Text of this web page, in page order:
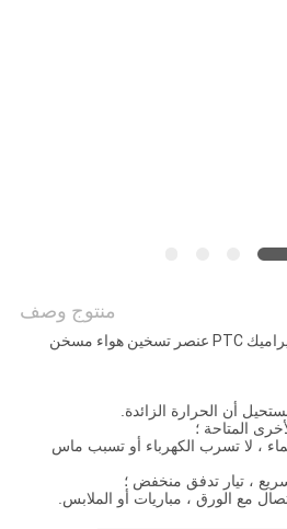
منتوج وصف
220V 800W ألومنيوم حالة سيراميك PTC عنصر تسخين هواء مسخن
، لا تسرب الكهرباء أو تسبب ماس